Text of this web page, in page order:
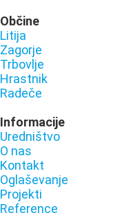
Občine
Litija
Zagorje
Trbovlje
Hrastnik
Radeče
Informacije
Uredništvo
O nas
Kontakt
Oglaševanje
Projekti
Reference